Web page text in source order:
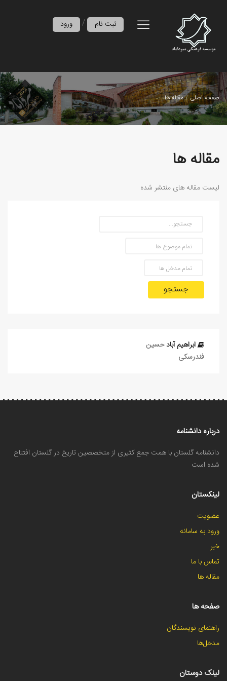
ورود / ثبت نام
صفحه اصلی مقاله ها
مقاله ها
لیست مقاله های منتشر شده
جستجو
ابراهیم آباد حسین
فندرسکی
درباره دانشنامه
دانشنامه گلستان با همت جمع کثیری از متخصصین تاریخ در گلستان افتتاح
شده است
لینکستان
عضویت
ورود به سامانه
خبر
تماس با ما
مقاله ها
صفحه ها
راهنمای نویسندگان
مدخل‌ها
لینک دوستان